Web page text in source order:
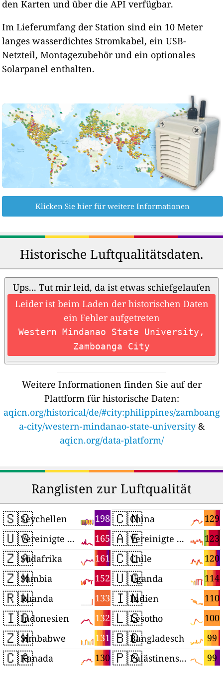
den Karten und über die API verfügbar.
Im Lieferumfang der Station sind ein 10 Meter
langes wasserdichtes Stromkabel, ein USB-
Netzteil, Montagezubehör und ein optionales
Solarpanel enthalten.
Klicken Sie hier für weitere Informationen
Historische Luftqualitätsdaten.
Ups... Tut mir leid, da ist etwas schiefgelaufen
Leider ist beim Laden der historischen Daten
ein Fehler aufgetreten
Western Mindanao State University,
Zamboanga City
Weitere Informationen finden Sie auf der
Plattform für historische Daten:
aqicn.org/historical/de/#city:philippines/zamboang
a-city/western-mindanao-state-university&
aqicn.org/data-platform/
Ranglisten zur Luftqualität
🇸🇨 198
Seychellen
🇺🇸 165
Vereinigte Staaten
🇿🇦 161
Südafrika
🇿🇲 152
Sambia
🇷🇼 133
Ruanda
🇮🇩 132
Indonesien
🇿🇼 131
Simbabwe
🇨🇦 130
Kanada
🇨🇳 129
China
🇦🇪 123
Vereinigte Arabische Emirate
🇨🇱 120
Chile
🇺🇬 114
Uganda
🇮🇳 110
Indien
🇱🇸 100
Lesotho
🇧🇩 99
Bangladesch
🇵🇸 99
Palästinensische Autonomiegebiete